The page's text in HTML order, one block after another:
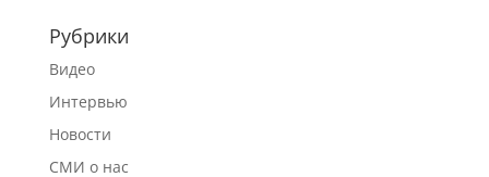
Рубрики
Видео
Интервью
Новости
СМИ о нас